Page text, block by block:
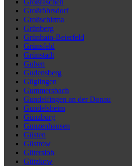
Großräschen
Großröhrsdorf
Großschirma
Grünberg
Grünhain-Beierfeld
Grünsfeld
Grünstadt
Guben
Gudensberg
Güglingen
Gummersbach
Gundelfingen an der Donau
Gundelsheim
Günzburg
Gunzenhausen
Güsten
Güstrow
Gütersloh
Gützkow